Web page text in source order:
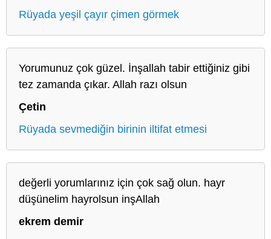
Rüyada yeşil çayır çimen görmek
Yorumunuz çok güzel. İnşallah tabir ettiğiniz gibi
tez zamanda çıkar. Allah razı olsun
Çetin
Rüyada sevmediğin birinin iltifat etmesi
değerli yorumlarınız için çok sağ olun. hayr
düşünelim hayrolsun inşAllah
ekrem demir